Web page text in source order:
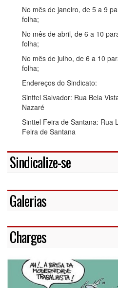
No mês de janeiro, de 5 a 9
folha;
No mês de abril, de 6 a 10
folha;
No mês de julho, de 6 a 10
folha;
Endereços do Sindicato:
Sinttel Salvador: Rua Bela
Nazaré
Sinttel Feira de Santana: Rua
Feira de Santana
Sindicalize-se
Galerias
Charges